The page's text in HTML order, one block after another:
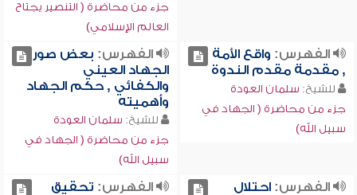
جزء من محاضرة ( التنصير يجتاح
العالم الإسلامي)
الفهرس: واقع الأمة
, مقدمة مقدم الندوة
للشيخ: سلمان العودة
جزء من محاضرة ( الجهاد في
سبيل الله)
الفهرس: بعض صور
الجهاد العيني
والكفائي , حكم الجهاد
وأهميته
للشيخ: سلمان العودة
جزء من محاضرة ( الجهاد في
سبيل الله)
الفهرس:احتلال
الفهرس: تحقيق